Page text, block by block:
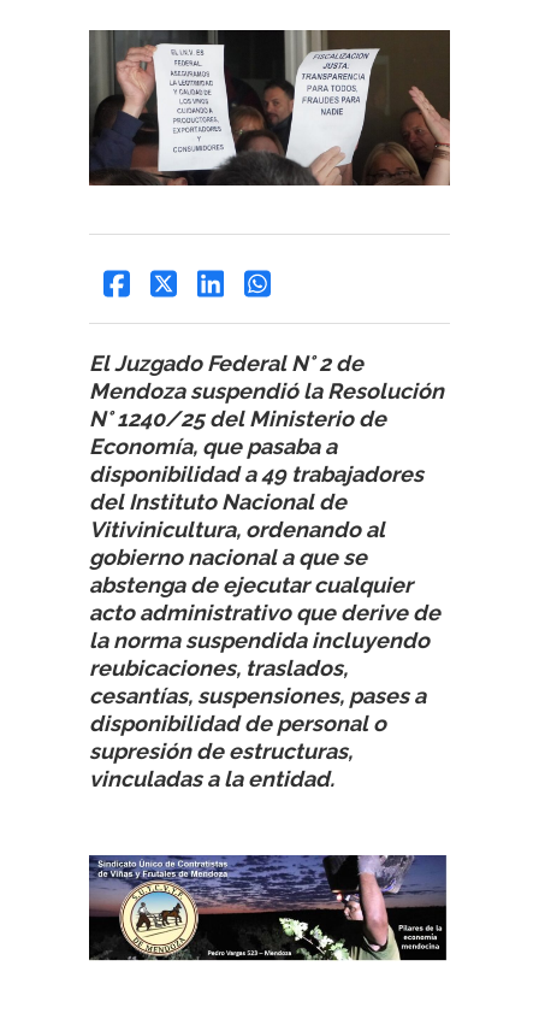
El Juzgado Federal N° 2 de
Mendoza suspendió la Resolución
N° 1240/25 del Ministerio de
Economía, que pasaba a
disponibilidad a 49 trabajadores
del Instituto Nacional de
Vitivinicultura, ordenando al
gobierno nacional a que se
abstenga de ejecutar cualquier
acto administrativo que derive de
la norma suspendida incluyendo
reubicaciones, traslados,
cesantías, suspensiones, pases a
disponibilidad de personal o
supresión de estructuras,
vinculadas a la entidad.